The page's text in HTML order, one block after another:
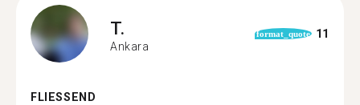
T.
Ankara
format_quote 11
FLIESSEND